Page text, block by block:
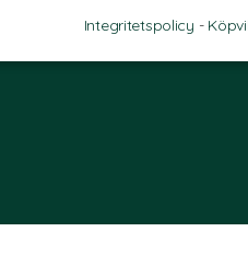
Integritetspolicy -